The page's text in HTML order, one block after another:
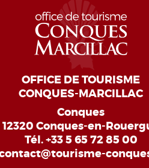
OFFICE DE TOURISME
CONQUES-MARCILLAC
Conques
12320 Conques-en-
Tél.+33 5 65 72 85 00